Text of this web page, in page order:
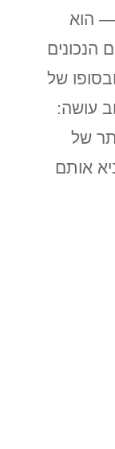
הוא
הנכונים
של
עושה:
של
אותם